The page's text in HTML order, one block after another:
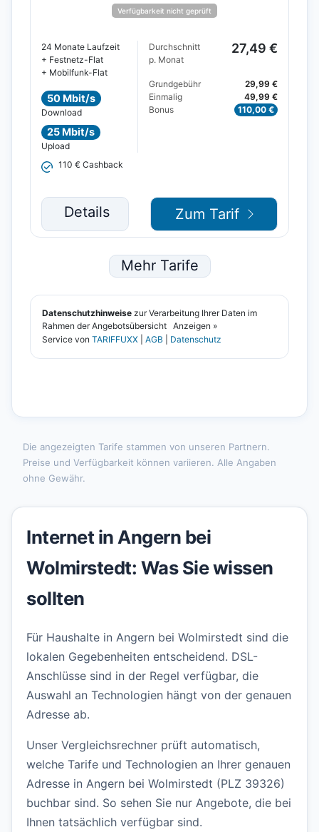
Die angezeigten Tarife stammen von unseren Partnern.
Preise und Verfügbarkeit können variieren. Alle Angaben
ohne Gewähr.
Internet in Angern bei
Wolmirstedt: Was Sie wissen
sollten
Für Haushalte in Angern bei Wolmirstedt sind die
lokalen Gegebenheiten entscheidend. DSL-
Anschlüsse sind in der Regel verfügbar, die
Auswahl an Technologien hängt von der genauen
Adresse ab.
Unser Vergleichsrechner prüft automatisch,
welche Tarife und Technologien an Ihrer genauen
Adresse in Angern bei Wolmirstedt (PLZ 39326)
buchbar sind. So sehen Sie nur Angebote, die bei
Ihnen tatsächlich verfügbar sind.